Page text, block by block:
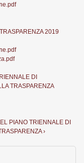
2019
DI
TRASPARENZA
PIANO TRIENNALE DI
›